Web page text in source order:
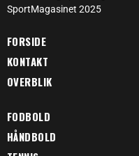
SportMagasinet 2025
FORSIDE
KONTAKT
OVERBLIK
FODBOLD
HÅNDBOLD